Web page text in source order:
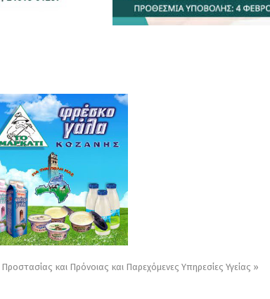
και Πρόνοιας και Παρεχόμενες Υπηρεσίες Υγείας »